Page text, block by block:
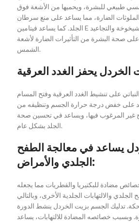
طبيعي للبشرة، ويحميها من الأشعة فوق
الضارة، مما يساعد على منع سرطان
الجلد. كما يساعد فيتامين E على منع علامات الشيخوخة والتجاعيد
صحة البشرة من التأثيرات الضارة لأشعة
الشمس.
على تنشيط الغدد العرقية وفتح المسام
على خفض درجة حرارة الجسم وتنظيفه من
غير المرغوب فيها، ويساعد في تحسين صحة
الجلد بشكل عام.
يساعد في معالجة الطفح
الجلدي والأمراض:
مضادة للبكتيريا والفطريات مما يجعله
والالتهابات الجلدية الأخرى، وبالتالي
تدليك الجسم بزيت الخردل ينشط الدورة
وبسبب خصائصه المضادة للالتهابات، يساعد